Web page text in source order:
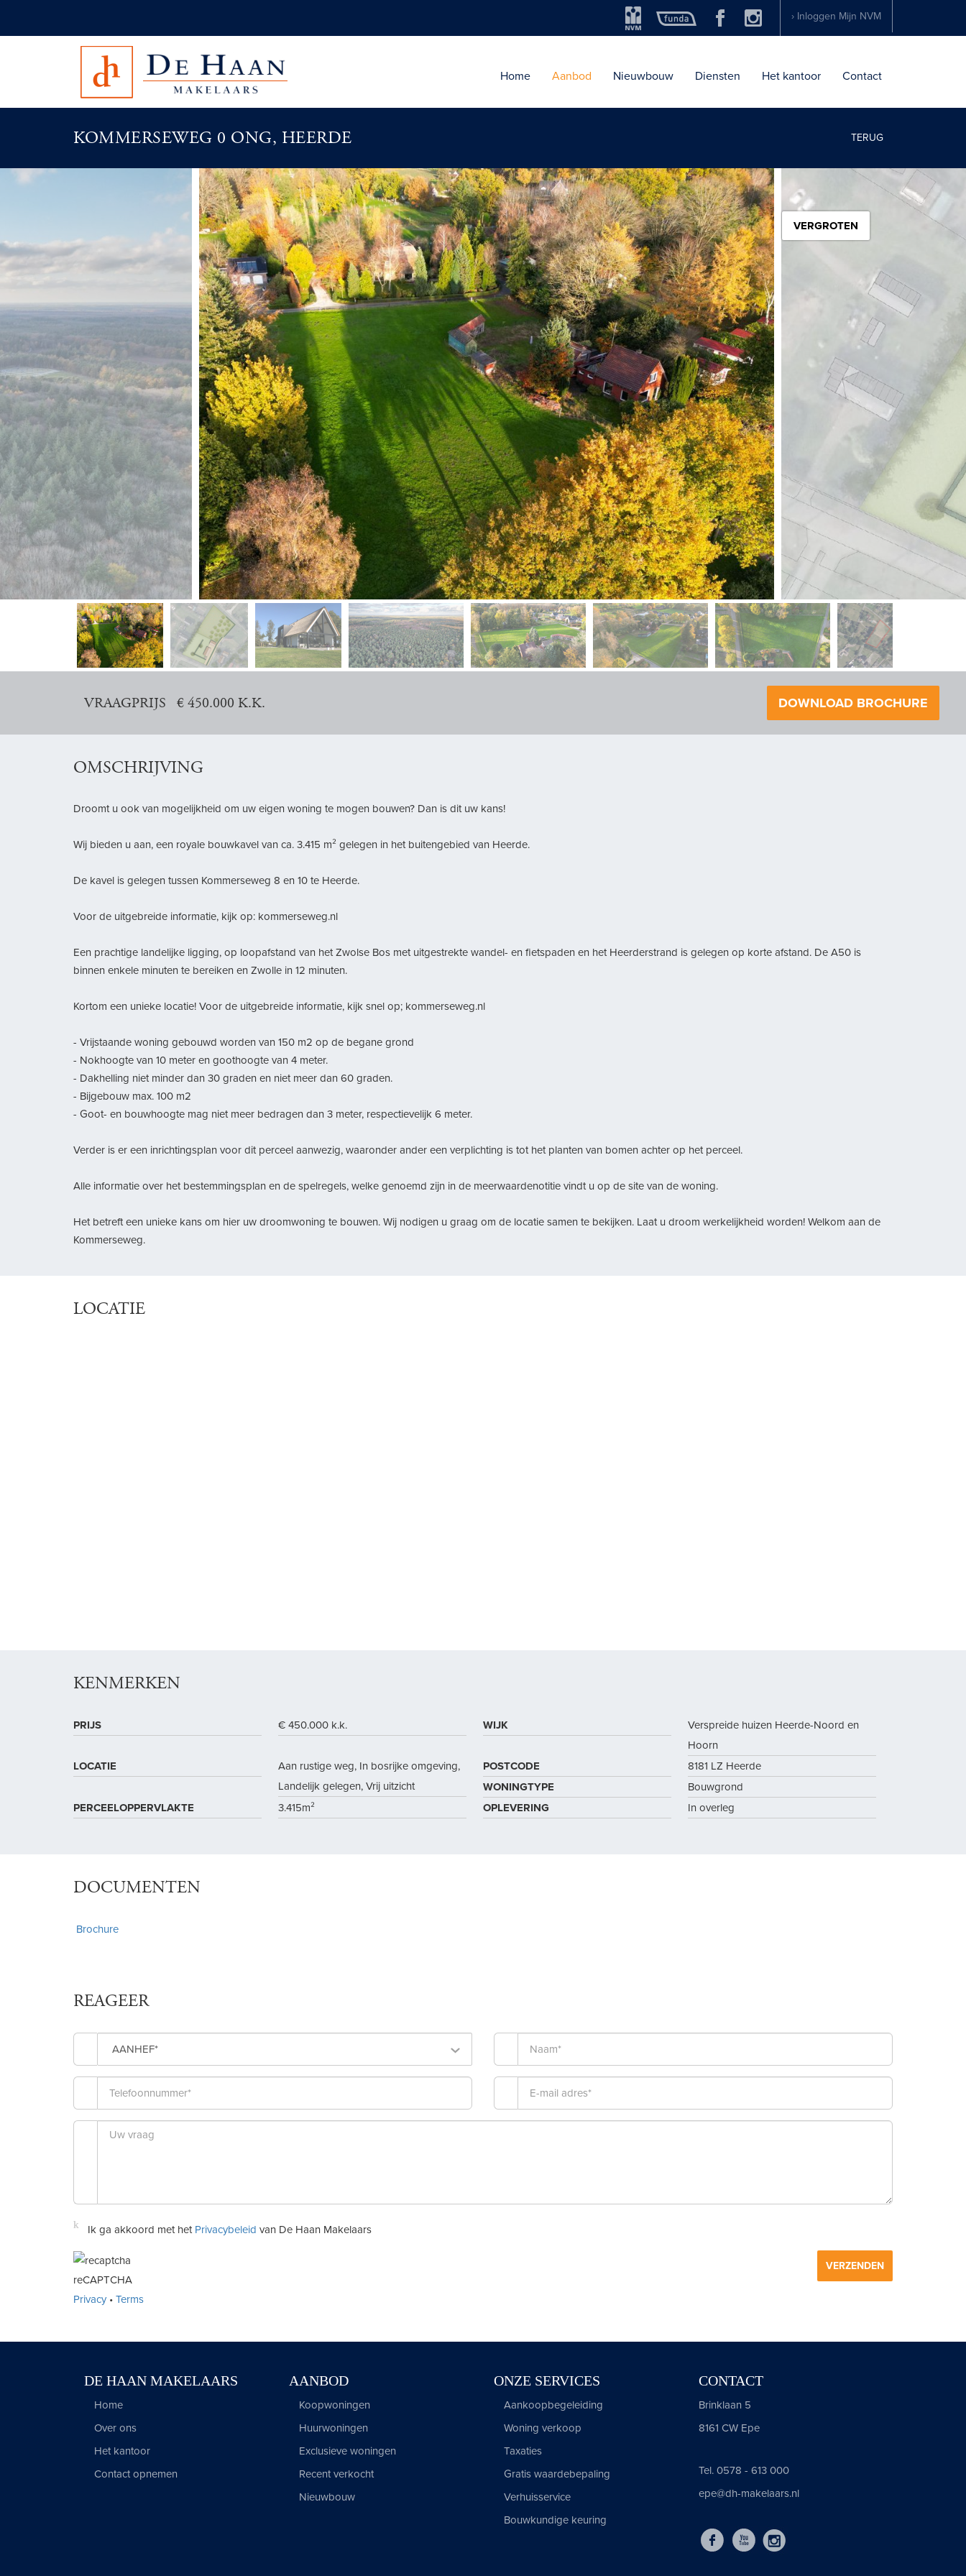
› Inloggen Mijn NVM
Home Aanbod Nieuwbouw Diensten Het kantoor Contact
KOMMERSEWEG 0 ONG, HEERDE TERUG
vorige volgende
VERGROTEN
vorige volgende
VRAAGPRIJS € 450.000 K.K. DOWNLOAD BROCHURE
OMSCHRIJVING
Droomt u ook van mogelijkheid om uw eigen woning te mogen bouwen? Dan is dit uw kans!
Wij bieden u aan, een royale bouwkavel van ca. 3.415 m² gelegen in het buitengebied van Heerde.
De kavel is gelegen tussen Kommerseweg 8 en 10 te Heerde.
Voor de uitgebreide informatie, kijk op: kommerseweg.nl
Een prachtige landelijke ligging, op loopafstand van het Zwolse Bos met uitgestrekte wandel- en fietspaden en het Heerderstrand is gelegen op korte afstand. De A50 is
binnen enkele minuten te bereiken en Zwolle in 12 minuten.
Kortom een unieke locatie! Voor de uitgebreide informatie, kijk snel op; kommerseweg.nl
- Vrijstaande woning gebouwd worden van 150 m2 op de begane grond
- Nokhoogte van 10 meter en goothoogte van 4 meter.
- Dakhelling niet minder dan 30 graden en niet meer dan 60 graden.
- Bijgebouw max. 100 m2
- Goot- en bouwhoogte mag niet meer bedragen dan 3 meter, respectievelijk 6 meter.
Verder is er een inrichtingsplan voor dit perceel aanwezig, waaronder ander een verplichting is tot het planten van bomen achter op het perceel.
Alle informatie over het bestemmingsplan en de spelregels, welke genoemd zijn in de meerwaardenotitie vindt u op de site van de woning.
Het betreft een unieke kans om hier uw droomwoning te bouwen. Wij nodigen u graag om de locatie samen te bekijken. Laat u droom werkelijkheid worden! Welkom aan de
Kommerseweg.
LOCATIE
KENMERKEN
PRIJS € 450.000 k.k. WIJK
Verspreide huizen Heerde-Noord en
Hoorn
LOCATIE
Aan rustige weg, In bosrijke omgeving,
Landelijk gelegen, Vrij uitzicht
POSTCODE
8181 LZ Heerde
WONINGTYPE
Bouwgrond
PERCEELOPPERVLAKTE
3.415m² OPLEVERING In overleg
DOCUMENTEN
Brochure
REAGEER
AANHEF*
Ik ga akkoord met het Privacybeleid van De Haan Makelaars
reCAPTCHA
Privacy• Terms
VERZENDEN
DE HAAN MAKELAARS
Home
Over ons
Het kantoor
Contact opnemen
AANBOD
Koopwoningen
Huurwoningen
Exclusieve woningen
Recent verkocht
Nieuwbouw
ONZE SERVICES
Aankoopbegeleiding
Woning verkoop
Taxaties
Gratis waardebepaling
Verhuisservice
Bouwkundige keuring
CONTACT
Brinklaan 5
8161 CW Epe
Tel. 0578 - 613 000
epe@dh-makelaars.nl